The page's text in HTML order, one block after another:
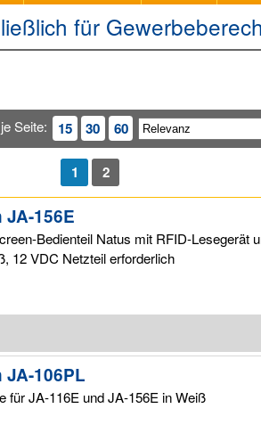
für
Seite: 15 30 60
1 2
156E
Bedienteil Natus mit RFID-Lesegerät
12 VDC Netzteil erforderlich
106PL
für JA-116E und JA-156E in Weiß